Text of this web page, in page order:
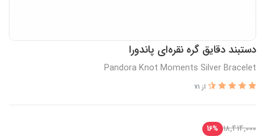
دستبند دقایق گره نقره‌ای پاندورا
Pandora Knot Moments Silver Bracelet
از 71
18,414,000
16%